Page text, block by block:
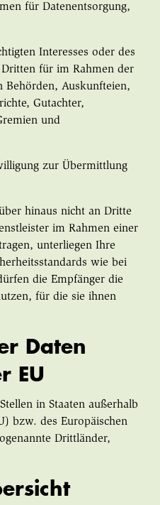
für Datenentsorgung,
Interesses oder des
Dritten für im Rahmen der
Behörden, Auskunfteien,
Gutachter,
und
zur Übermittlung
hinaus nicht an Dritte
im Rahmen einer
unterliegen Ihre
wie bei
die Empfänger die
für die sie ihnen
Daten
EU
in Staaten außerhalb
bzw. des Europäischen
Drittländer,